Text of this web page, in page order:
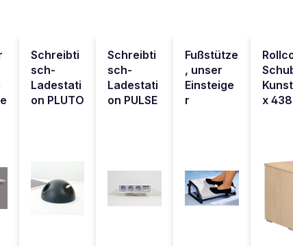
Schreibti
sch-
Ladestati
on PLUTO
Schreibti
sch-
Ladestati
on PULSE
Fußstütze
, unser
Einsteige
r
x